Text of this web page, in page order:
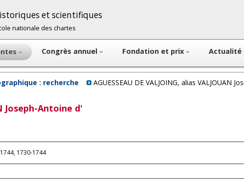
et scientifiques
nationale des chartes
Congrès annuel Fondation et prix Actualité
: recherche AGUESSEAU DE VALJOING, alias VALJOUAN
Joseph-Antoine d'
1730-1744